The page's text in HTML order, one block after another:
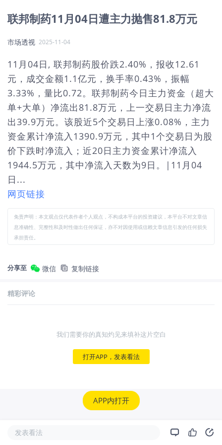
联邦制药11月04日遭主力抛售81.8万元
市场透视 2025-11-04
11月04日, 联邦制药股价跌2.40%，报收12.61
元，成交金额1.1亿元，换手率0.43%，振幅
3.33%，量比0.72。联邦制药今日主力资金（超大
单+大单）净流出81.8万元，上一交易日主力净流
出39.9万元。该股近5个交易日上涨0.08%，主力
资金累计净流入1390.9万元，其中1个交易日为股
价下跌时净流入；近20日主力资金累计净流入
1944.5万元，其中净流入天数为9日。|11月04
日...
网页链接
免责声明：本文观点仅代表作者个人观点，不构成本平台的投资建议，本平台不对文章信
息准确性、完整性和及时性做出任何保证，亦不对因使用或信赖文章信息引发的任何损失
承担责任。
分享至 微信 复制链接
精彩评论
我们需要你的真知灼见来填补这片空白
打开APP，发表看法
APP内打开
发表看法